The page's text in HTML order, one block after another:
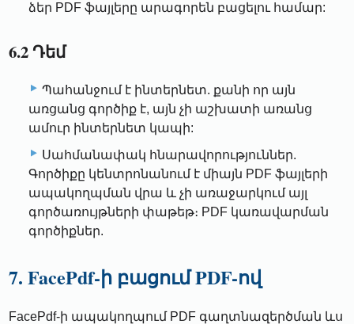
ձեր PDF ֆայլերը արագորեն բացելու համար:
6.2 Դեմ
Պահանջում է ինտերնետ. քանի որ այն
առցանց գործիք է, այն չի աշխատի առանց
ամուր ինտերնետ կապի:
Սահմանափակ հնարավորություններ.
Գործիքը կենտրոնանում է միայն PDF ֆայլերի
ապակողպման վրա և չի առաջարկում այլ
գործառույթների փաթեթ։ PDF կառավարման
գործիքներ.
7. FacePdf-ի բացում PDF-ով
FacePdf-ի ապակողպում PDF գաղտնազերծման ևս